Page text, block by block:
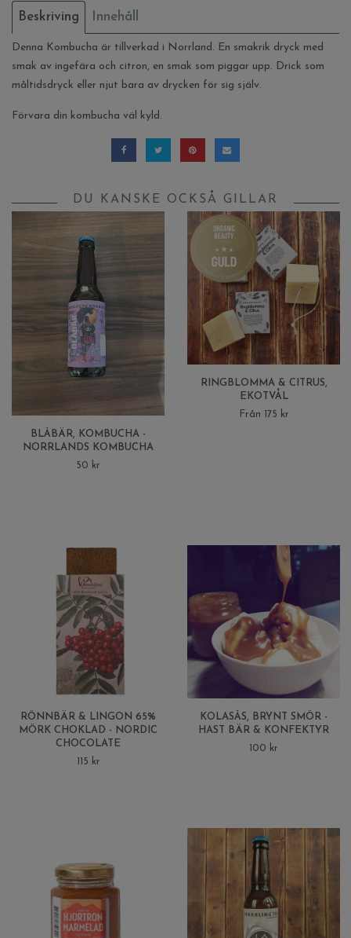
Beskriving Innehåll
Denna Kombucha är tillverkad i Norrland. En smakrik dryck med
smak av ingefära och citron, en smak som piggar upp. Drick som
måltidsdryck eller njut bara av drycken för sig själv.
Förvara din kombucha väl kyld.
DU KANSKE OCKSÅ GILLAR
BLÅBÄR, KOMBUCHA -
NORRLANDS KOMBUCHA
50 kr
RINGBLOMMA & CITRUS,
EKOTVÅL
Från 175 kr
RÖNNBÄR & LINGON 65%
MÖRK CHOKLAD - NORDIC
CHOCOLATE
115 kr
KOLASÅS, BRYNT SMÖR -
HAST BÄR & KONFEKTYR
100 kr